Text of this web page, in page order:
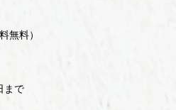
無料）
まで